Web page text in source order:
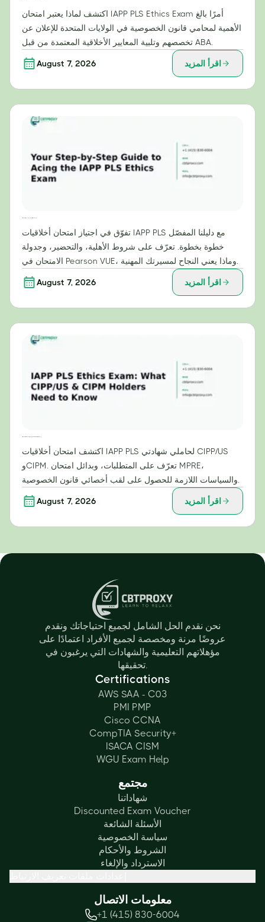
اكتشف لماذا يعتبر امتحان IAPP PLS Ethics Exam أمرًا بالغ
الأهمية لمحامي قانون الخصوصية في الولايات المتحدة للإعلان عن
تخصصهم وتلبية المعايير الأخلاقية المعتمدة من قبل ABA.
August 7, 2026 اقرأ المزيد
تفوّق في اجتياز امتحان أخلاقيات IAPP PLS مع دليلنا المفصّل
خطوة بخطوة. تعرّف على شروط الأهلية، والتحضير، وجدولة
August 7, 2026 اقرأ المزيد
اكتشف امتحان أخلاقيات IAPP PLS لحاملي شهادتي CIPP/US
وCIPM. تعرّف على المتطلبات، وبدائل امتحان MPRE،
August 7, 2026 اقرأ المزيد
نحن نقدم الحل الشامل لجميع احتياجاتك ونقدم
عروضًا مرنة ومخصصة لجميع الأفراد اعتمادًا على
مؤهلاتهم التعليمية والشهادات التي يرغبون في
تحقيقها.
Certifications
AWS SAA - C03
PMI PMP
Cisco CCNA
CompTIA Security+
ISACA CISM
WGU Exam Help
مجتمع
شهاداتنا
Discounted Exam Voucher
الأسئلة الشائعة
سياسة الخصوصية
الشروط والأحكام
الاسترداد والإلغاء
معلومات الاتصال
+1 (415) 830-6004